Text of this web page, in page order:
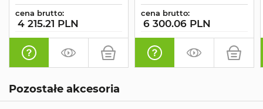
cena brutto:
4 215.21 PLN
cena brutto:
6 300.06 PLN
Pozostałe akcesoria